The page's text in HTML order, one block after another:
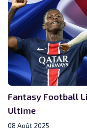
Fantasy Football
Ultime
08 Août 2025